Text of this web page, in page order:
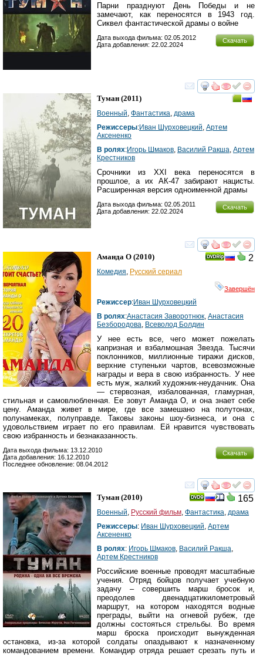
Парни празднуют День Победы и не
замечают, как переносятся в 1943 год.
Сиквел фантастической драмы о войне
Скачать
Дата выхода фильма: 02.05.2012
Дата добавления: 22.02.2024
смотреть
Туман (2011)
Военный, Фантастика, драма
Режиссеры:Иван Шурховецкий, Артем
Аксененко
В ролях:Игорь Шмаков, Василий Ракша, Артем
Крестников
Срочники из XXI века переносятся в
прошлое, а их АК-47 забирают нацисты.
Расширенная версия одноименной драмы
Скачать
Дата выхода фильма: 02.05.2011
Дата добавления: 22.02.2024
смотреть
2
Аманда О (2010)
Комедия, Русский сериал
Завершён
Режиссер:Иван Шурховецкий
В ролях:Анастасия Заворотнюк, Анастасия
Безбородова, Всеволод Болдин
У нее есть все, чего может пожелать
капризная и взбалмошная Звезда. Тысячи
поклонников, миллионные тиражи дисков,
верхние ступеньки чартов, всевозможные
награды и вера в свою избранность. У нее
есть муж, жалкий художник-неудачник. Она
— стервозная, избалованная, гламурная,
стильная и самовлюбленная. Ее зовут Аманда О, и она знает себе
цену. Аманда живет в мире, где все замешано на полутонах,
полунамеках, полуправде. Таковы законы шоу-бизнеса, и она с
удовольствием играет по его правилам. Ей нравится чувствовать
свою избранность и безнаказанность.
Скачать
Дата выхода фильма: 13.12.2010
Дата добавления: 16.12.2010
Последнее обновление: 08.04.2012
смотреть
165
Туман (2010)
Военный Русский фильм Фантастика драма
Режиссеры: Иван Шурховецкий Артем
Аксененко
В ролях: Игорь Шмаков Василий Ракша
Артем Крестников
Российские военные проводят масштабные
учения. Отряд бойцов получает учебную
задачу – совершить марш бросок и,
преодолев двенадцатикилометровый
маршрут, на котором находятся водные
преграды, выйти на огневой рубеж, где
должны состояться стрельбы. Во время
марш броска происходит вынужденная
остановка, из-за которой солдаты опаздывают к назначенному
командованием времени. Командир отряда решает срезать путь и